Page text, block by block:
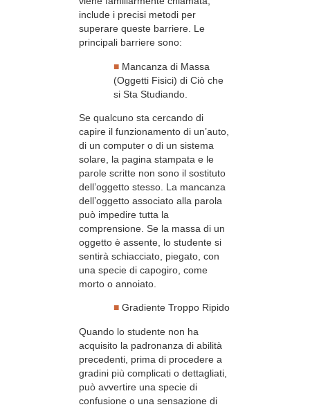
include i precisi metodi per
superare queste barriere. Le
principali barriere sono:
■ Mancanza di Massa
(Oggetti Fisici) di Ciò che
si Sta Studiando.
Se qualcuno sta cercando di
capire il funzionamento di un’auto,
di un computer o di un sistema
solare, la pagina stampata e le
parole scritte non sono il sostituto
dell’oggetto stesso. La mancanza
dell’oggetto associato alla parola
può impedire tutta la
comprensione. Se la massa di un
oggetto è assente, lo studente si
sentirà schiacciato, piegato, con
una specie di capogiro, come
morto o annoiato.
■ Gradiente Troppo Ripido
Quando lo studente non ha
acquisito la padronanza di abilità
precedenti, prima di procedere a
gradini più complicati o dettagliati,
può avvertire una specie di
confusione o una sensazione di